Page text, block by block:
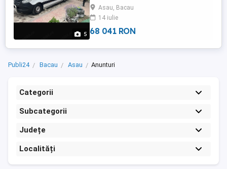
5
Asau, Bacau
14 iulie
68 041 RON
Publi24 Bacau Asau Anunturi
Categorii
Subcategorii
Județe
Localități